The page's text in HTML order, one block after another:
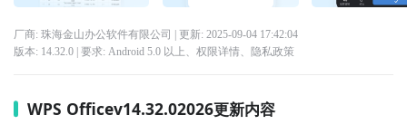
厂商: 珠海金山办公软件有限公司 | 更新: 2025-09-04 17:42:04
版本: 14.32.0| 要求: Android 5.0 以上、 权限详情、 隐私政策
WPS Officev14.32.02026更新内容